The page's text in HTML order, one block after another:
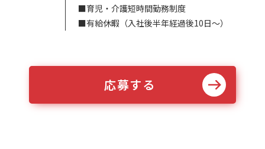
■育児・介護短時間勤務制度
■有給休暇（入社後半年経過後10日～）
応募する